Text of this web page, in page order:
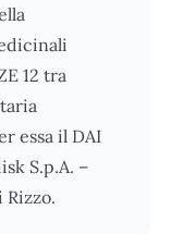
12 tra
essa il DAI
S.p.A. –